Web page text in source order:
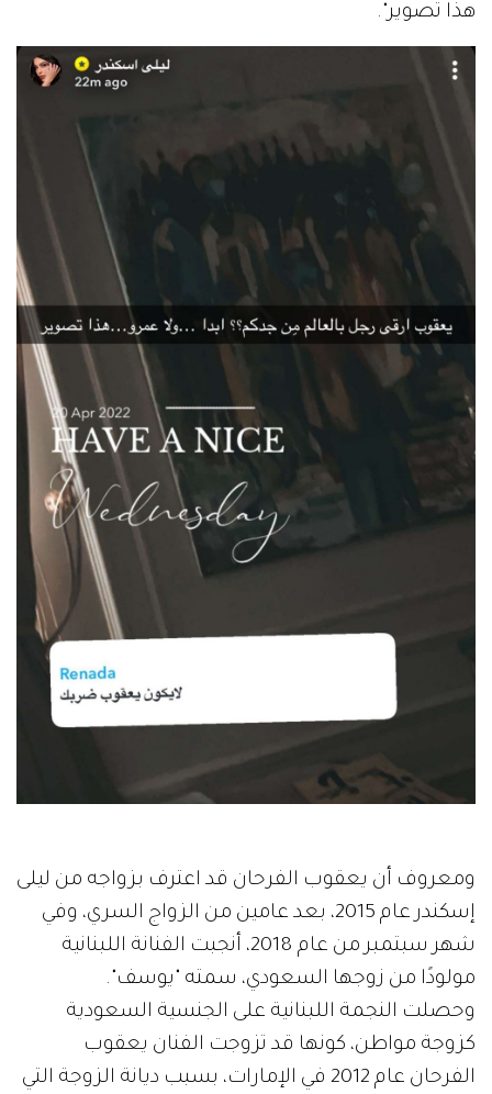
هذا تصوير".
ومعروف أن يعقوب الفرحان قد اعترف بزواجه من ليلى
إسكندر عام 2015، بعد عامين من الزواج السري، وفي
شهر سبتمبر من عام 2018، أنجبت الفنانة اللبنانية
مولودًا من زوجها السعودي، سمته "يوسف".
وحصلت النجمة اللبنانية على الجنسية السعودية
كزوجة مواطن، كونها قد تزوجت الفنان يعقوب
الفرحان عام 2012 في الإمارات، بسبب ديانة الزوجة التي